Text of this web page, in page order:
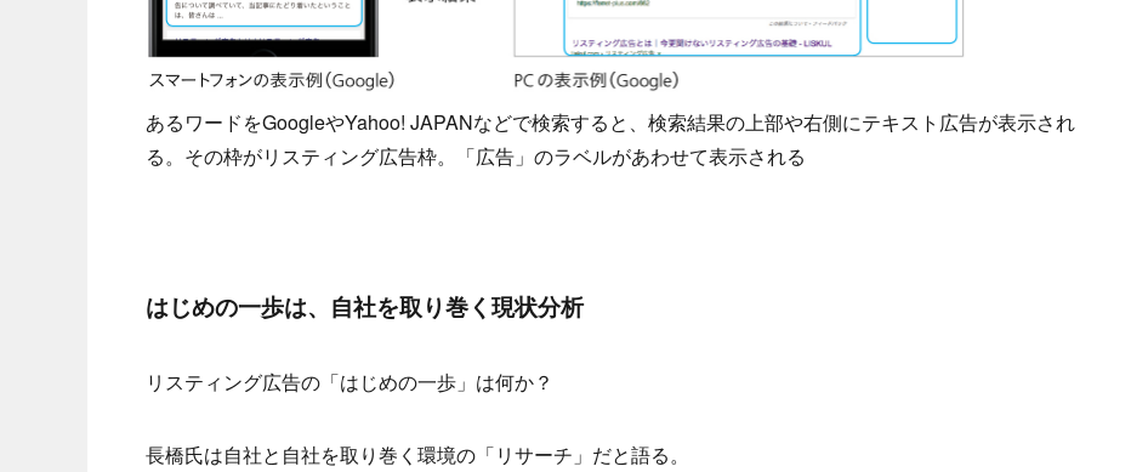
あるワードをGoogleやYahoo! JAPANなどで検索すると、検索結果の上部や右側にテキスト広告が表示され
る。その枠がリスティング広告枠。「広告」のラベルがあわせて表示される
はじめの一歩は、自社を取り巻く現状分析
リスティング広告の「はじめの一歩」は何か？
長橋氏は自社と自社を取り巻く環境の「リサーチ」だと語る。